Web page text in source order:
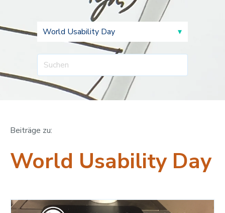
Beiträge zu:
World Usability Day